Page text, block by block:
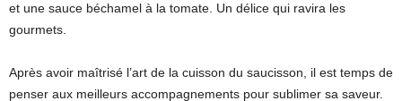
et une sauce béchamel à la tomate. Un délice qui ravira les
gourmets.
Après avoir maîtrisé l’art de la cuisson du saucisson, il est temps de
penser aux meilleurs accompagnements pour sublimer sa saveur.